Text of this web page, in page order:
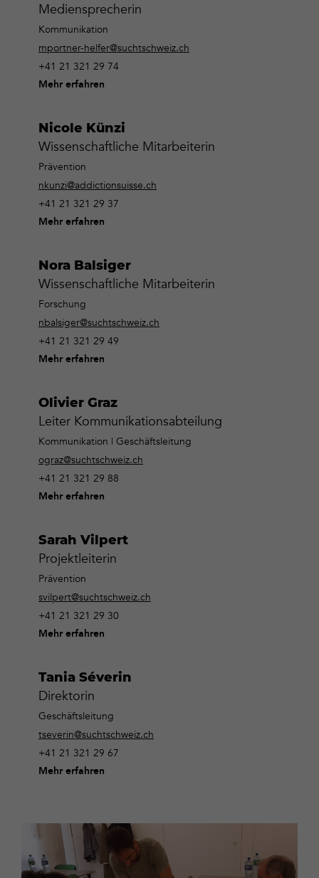
Mediensprecherin
Kommunikation
mportner-helfer@suchtschweiz.ch
+41 21 321 29 74
Mehr erfahren
Nicole Künzi
Wissenschaftliche Mitarbeiterin
Prävention
nkunzi@addictionsuisse.ch
+41 21 321 29 37
Mehr erfahren
Nora Balsiger
Wissenschaftliche Mitarbeiterin
Forschung
nbalsiger@suchtschweiz.ch
+41 21 321 29 49
Mehr erfahren
Olivier Graz
Leiter Kommunikationsabteilung
Kommunikation | Geschäftsleitung
ograz@suchtschweiz.ch
+41 21 321 29 88
Mehr erfahren
Sarah Vilpert
Projektleiterin
Prävention
svilpert@suchtschweiz.ch
+41 21 321 29 30
Mehr erfahren
Tania Séverin
Direktorin
Geschäftsleitung
tseverin@suchtschweiz.ch
+41 21 321 29 67
Mehr erfahren
Arbeiten
Sucht
Schweiz